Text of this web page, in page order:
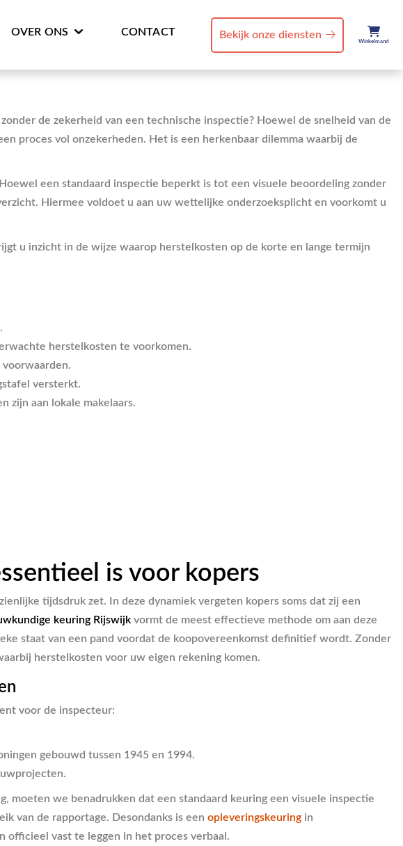
OVER ONS CONTACT
Winkelmand
Bekijk onze diensten
de zekerheid van een technische inspectie? Hoewel de snelheid van de
proces vol onzekerheden. Het is een herkenbaar dilemma waarbij de
een standaard inspectie beperkt is tot een visuele beoordeling zonder
Hiermee voldoet u aan uw wettelijke onderzoeksplicht en voorkomt u
u inzicht in de wijze waarop herstelkosten op de korte en lange termijn
herstelkosten te voorkomen.
versterkt.
zijn aan lokale makelaars.
is voor kopers
tijdsdruk zet. In deze dynamiek vergeten kopers soms dat zij een
keuring Rijswijk vormt de meest effectieve methode om aan deze
staat van een pand voordat de koopovereenkomst definitief wordt. Zonder
herstelkosten voor uw eigen rekening komen.
voor de inspecteur:
gebouwd tussen 1945 en 1994.
moeten we benadrukken dat een standaard keuring een visuele inspectie
van de rapportage. Desondanks is een opleveringskeuring in
officieel vast te leggen in het proces verbaal.